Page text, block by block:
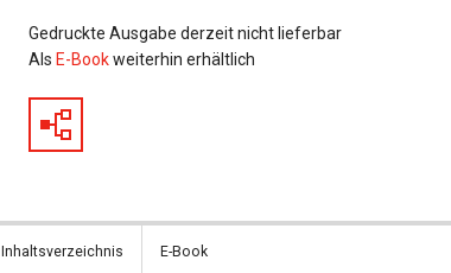
Bautechnikgeschichte
E&S Zeitlos
Gedruckte Ausgabe derzeit nicht lieferbar
Als E-Bookweiterhin erhältlich
Inhaltsverzeichnis E-Book